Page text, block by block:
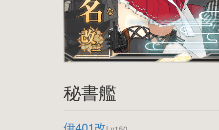
秘書艦